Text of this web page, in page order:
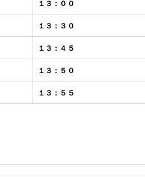
１３：００
１３：３０
１３：４５
１３：５０
１３：５５